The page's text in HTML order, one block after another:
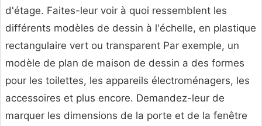
d'étage. Faites-leur voir à quoi ressemblent les
différents modèles de dessin à l'échelle, en plastique
rectangulaire vert ou transparent Par exemple, un
modèle de plan de maison de dessin a des formes
pour les toilettes, les appareils électroménagers, les
accessoires et plus encore. Demandez-leur de
marquer les dimensions de la porte et de la fenêtre